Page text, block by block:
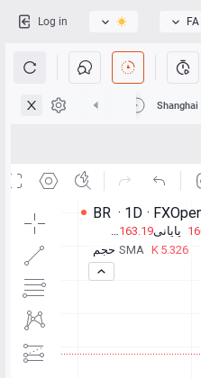
FA
Log in
Shanghai
08:49
Hong Kong